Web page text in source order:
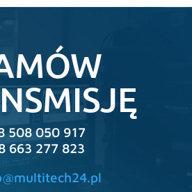
508 050 917
663 277 823